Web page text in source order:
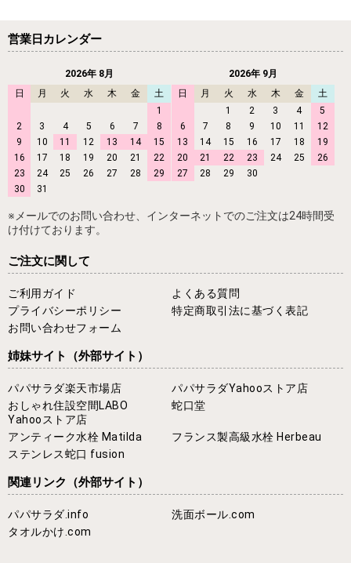
営業日カレンダー
2026年 8月
日
月 火 水 木 金
土
1
2
3 4 5 6 7
8
9
10 11 12 13 14
15
16
17 18 19 20 21
22
23
24 25 26 27 28
29
30
31
2026年 9月
日
月 火 水 木 金
土
1
2 3 4
5
6
7 8 9 10 11
12
13
14 15 16 17 18
19
20
21 22 23 24 25
26
27
28 29 30
※メールでのお問い合わせ、インターネットでのご注文は24時間受
け付けております。
ご注文に関して
ご利用ガイド
よくある質問
プライバシーポリシー
特定商取引法に基づく表記
お問い合わせフォーム
姉妹サイト （外部サイト）
パパサラダ楽天市場店
パパサラダYahooストア店
おしゃれ住設空間LABO
Yahooストア店
蛇口堂
アンティーク水栓 Matilda
フランス製高級水栓 Herbeau
ステンレス蛇口 fusion
関連リンク （外部サイト）
パパサラダ.info
洗面ボール.com
タオルかけ.com